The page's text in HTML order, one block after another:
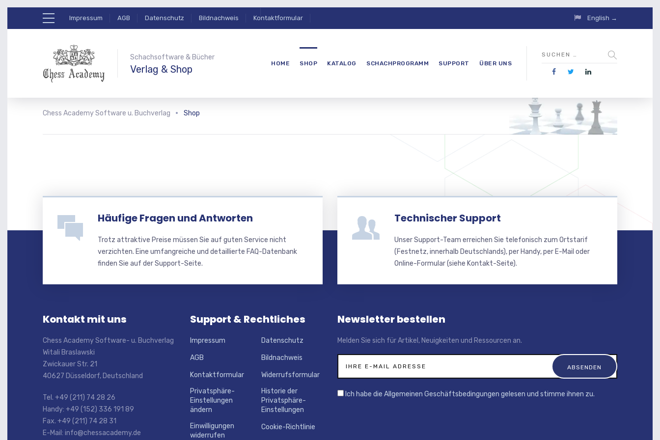
Impressum AGB Datenschutz Bildnachweis Kontaktformular English →
Schachsoftware & Bücher
Verlag & Shop HOME SHOP KATALOG SCHACHPROGRAMM SUPPORT ÜBER UNS
Chess Academy Software u. Buchverlag Shop
Häufige Fragen und Antworten
Trotz attraktive Preise müssen Sie auf guten Service nicht
verzichten. Eine umfangreiche und detaillierte FAQ-Datenbank
finden Sie auf der Support-Seite.
Technischer Support
Unser Support-Team erreichen Sie telefonisch zum Ortstarif
(Festnetz, innerhalb Deutschlands), per Handy, per E-Mail oder
Online-Formular (siehe Kontakt-Seite).
Kontakt mit uns
Chess Academy Software- u. Buchverlag
Witali Braslawski
Zwickauer Str. 21
40627 Düsseldorf, Deutschland
Tel. +49 (211) 74 28 26
Handy: +49 (152) 336 191 89
Fax. +49 (211) 74 28 31
E-Mail: info@chessacademy.de
Support & Rechtliches
Impressum Datenschutz
AGB Bildnachweis
Kontaktformular
Widerrufsformular
Privatsphäre-
Einstellungen
ändern
Historie der
Privatsphäre-
Einstellungen
Einwilligungen
widerrufen
Cookie-Richtlinie
Newsletter bestellen
Melden Sie sich für Artikel, Neuigkeiten und Ressourcen an.
Ich habe die Allgemeinen Geschäftsbedingungen gelesen und stimme ihnen zu.